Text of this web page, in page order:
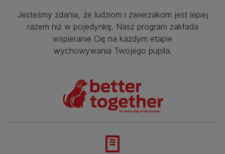
Jesteśmy zdania, że ludziom i zwierzakom jest lepiej
razem niż w pojedynkę. Nasz program zakłada
wspieranie Cię na każdym etapie
wychowywania Twojego pupila.